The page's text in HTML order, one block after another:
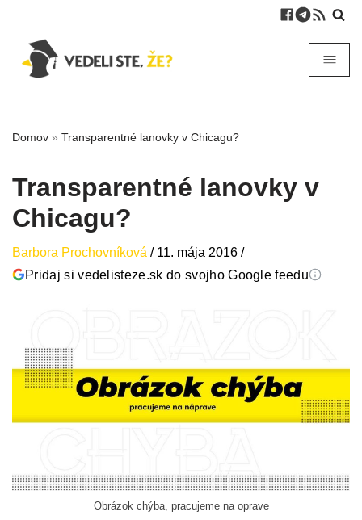
Domov » Transparentné lanovky v Chicagu?
Transparentné lanovky v
Chicagu?
Barbora Prochovníková / 11. mája 2016 /
Pridaj si vedelisteze.sk do svojho Google feedu
Obrázok chýba, pracujeme na oprave